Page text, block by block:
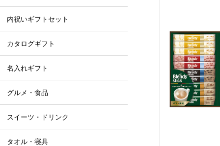
内祝いギフトセット
カタログギフト
名入れギフト
グルメ・食品
スイーツ・ドリンク
タオル・寝具